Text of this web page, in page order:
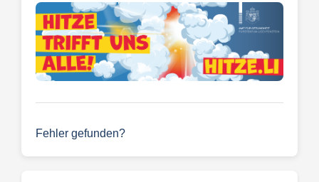
Fehler gefunden?